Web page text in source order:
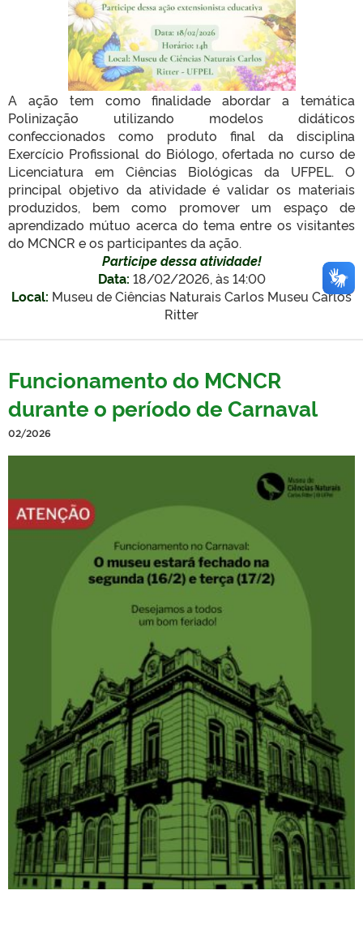
A ação tem como finalidade abordar a temática
Polinização utilizando modelos didáticos
confeccionados como produto final da disciplina
Exercício Profissional do Biólogo, ofertada no curso de
Licenciatura em Ciências Biológicas da UFPEL. O
principal objetivo da atividade é validar os materiais
produzidos, bem como promover um espaço de
aprendizado mútuo acerca do tema entre os visitantes
do MCNCR e os participantes da ação.
Participe dessa atividade!
Data: 18/02/2026, às 14:00
Local: Museu de Ciências Naturais Carlos Museu Carlos
Ritter
Funcionamento do MCNCR
durante o período de Carnaval
02/2026